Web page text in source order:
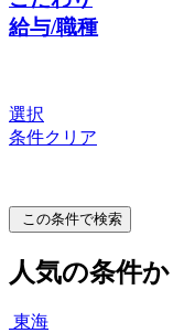
給与/職種
選択
条件クリア
この条件で検索
人気の条件
東海